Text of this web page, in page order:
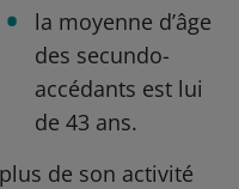
la moyenne d’âge
des secundo-
accédants est lui
de 43 ans.
de son activité